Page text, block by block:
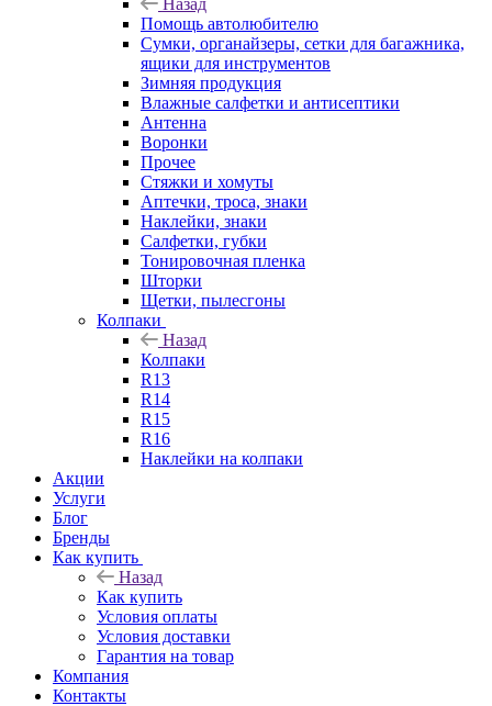
Назад
Помощь автолюбителю
Сумки, органайзеры, сетки для багажника,
ящики для инструментов
Зимняя продукция
Влажные салфетки и антисептики
Антенна
Воронки
Прочее
Стяжки и хомуты
Аптечки, троса, знаки
Наклейки, знаки
Салфетки, губки
Тонировочная пленка
Шторки
Щетки, пылесгоны
Колпаки
Назад
Колпаки
R13
R14
R15
R16
Наклейки на колпаки
Акции
Услуги
Блог
Бренды
Как купить
Назад
Как купить
Условия оплаты
Условия доставки
Гарантия на товар
Компания
Контакты